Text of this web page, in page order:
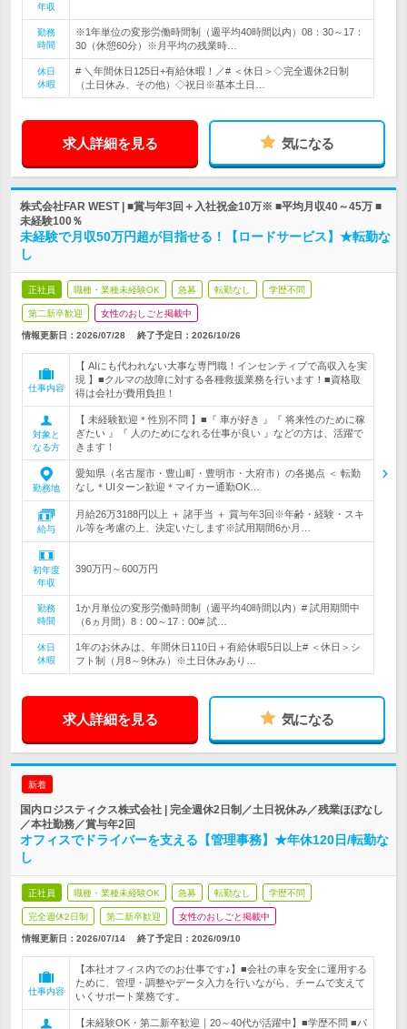
年収
勤務
時間
※1年単位の変形労働時間制（週平均40時間以内）08：30～17：
30（休憩60分）※月平均の残業時…
休日
休暇
# ＼年間休日125日+有給休暇！／# ＜休日＞◇完全週休2日制
（土日休み、その他）◇祝日※基本土日…
求人詳細を見る 気になる
株式会社FAR WEST | ■賞与年3回＋入社祝金10万※ ■平均月収40～45万 ■
未経験100％
未経験で月収50万円超が目指せる！【ロードサービス】★転勤な
し
正社員 職種・業種未経験OK 急募 転勤なし 学歴不問
第二新卒歓迎 女性のおしごと掲載中
情報更新日：2026/07/28 終了予定日： 2026/10/26
仕事内容
【 AIにも代われない大事な専門職！インセンティブで高収入を実
現 】■クルマの故障に対する各種救援業務を行います！■資格取
得は会社が費用負担！
対象と
なる方
【 未経験歓迎＊性別不問 】■『 車が好き 』『 将来性のために稼
ぎたい 』『 人のためになれる仕事が良い 』などの方は、活躍で
きます！
勤務地
愛知県（名古屋市・豊山町・豊明市・大府市）の各拠点 ＜ 転勤
なし＊UIターン歓迎＊マイカー通勤OK…
給与
月給26万3188円以上 ＋ 諸手当 ＋ 賞与年3回※年齢・経験・スキ
ル等を考慮の上、決定いたします※試用期間6か月…
初年度
年収
390万円～600万円
勤務
時間
1か月単位の変形労働時間制（週平均40時間以内）# 試用期間中
（6ヵ月間）8：00～17：00# 試…
休日
休暇
1年のお休みは、年間休日110日＋有給休暇5日以上# ＜休日＞シ
フト制（月8～9休み）※土日休みあり…
求人詳細を見る 気になる
新着
国内ロジスティクス株式会社 | 完全週休2日制／土日祝休み／残業ほぼなし
／本社勤務／賞与年2回
オフィスでドライバーを支える【管理事務】★年休120日/転勤な
し
正社員 職種・業種未経験OK 急募 転勤なし 学歴不問
完全週休2日制 第二新卒歓迎 女性のおしごと掲載中
情報更新日：2026/07/14 終了予定日： 2026/09/10
仕事内容
【本社オフィス内でのお仕事です♪】■会社の車を安全に運用する
ために、管理・調整やデータ入力を行いながら、チームで支えて
いくサポート業務です。
【未経験OK・第二新卒歓迎｜20～40代が活躍中】■学歴不問 ■パ